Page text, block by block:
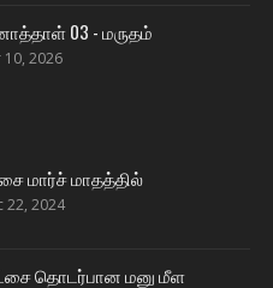
03 - மருதம்
10, 2026
மார்ச் மாதத்தில்
22, 2024
தொடர்பான மனு மீள